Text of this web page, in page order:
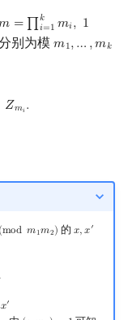
= ∏𝑘
𝑖=1 𝑚𝑖, 1
=∏ i=1kmi, 1≤ m
别为模𝑚1,… ,𝑚𝑘
m1, …, mk
𝑍𝑚𝑖 .
(mod 𝑚1𝑚2)
1m2) 的 𝑥,𝑥′
x,x′∈
.
𝑥′
1